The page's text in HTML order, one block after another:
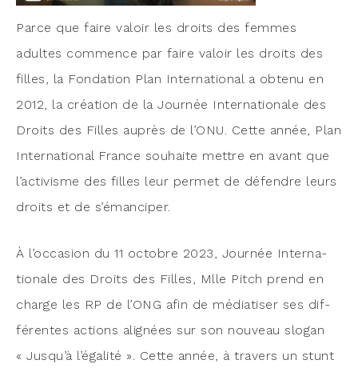
Parce que faire valoir les droits des femmes
adultes com­mence par faire valoir les droits des
filles, la Fon­da­tion Plan Inter­na­tio­nal a obte­nu en
2012, la créa­tion de la Jour­née Inter­na­tio­nale des
Droits des Filles auprès de l’O­NU. Cette année, Plan
Inter­na­tio­nal France sou­haite mettre en avant que
l’ac­ti­visme des filles leur per­met de défendre leurs
droits et de s’émanciper.
À l’oc­ca­sion du 11 octobre 2023, Jour­née Inter­na­
tio­nale des Droits des Filles, Mlle Pitch prend en
charge les RP de l’ONG afin de média­ti­ser ses dif­
fé­rentes actions ali­gnées sur son nou­veau slo­gan
« Jus­qu’à l’é­ga­li­té ». Cette année, à tra­vers un stunt